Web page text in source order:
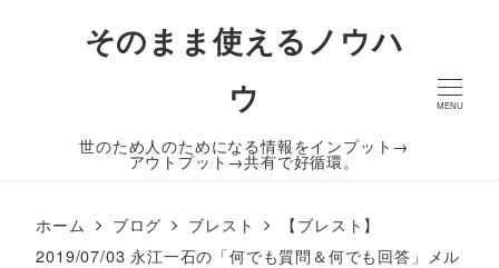
そのまま使えるノウハ
ウ
世のため人のためになる情報をインプット→
アウトプット→共有で好循環。
MENU
ホーム ブログ ブレスト
【ブレスト】
2019/07/03 永江一石の「何でも質問＆何でも回答」メル